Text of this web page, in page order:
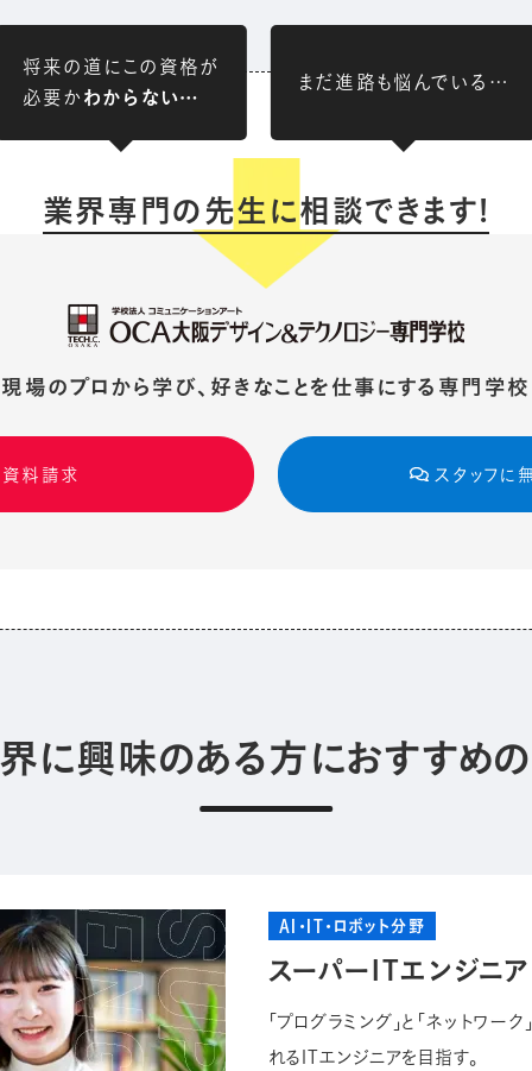
将来の道にこの資格が
必要か わからない…
まだ進路も悩んでいる…
業界専門の先生に相談できます!
現場のプロから学び、好きなことを仕事にする専門学校
資料請求 スタッフに
に興味のある方におすすめ
AI・IT・ロボット分野
スーパーITエンジニ
「プログラミング」と「ネットワ
れるITエンジニアを目指す。